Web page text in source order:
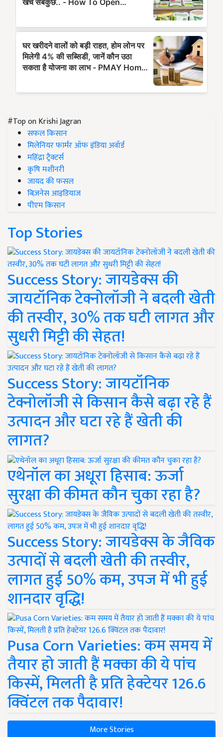
#Top on Krishi Jagran
सफल किसान
मिलेनियर फार्मर ऑफ इंडिया अवॉर्ड
महिंद्रा ट्रैक्टर्स
कृषि मशीनरी
जायद की फसल
बिज़नेस आइडियाज
पीएम किसान
Top Stories
Success Story: जायडेक्स की
जायटॉनिक टेक्नोलॉजी ने बदली खेती
की तस्वीर, 30% तक घटी लागत और
सुधरी मिट्टी की सेहत!
Success Story: जायटॉनिक
टेक्नोलॉजी से किसान कैसे बढ़ा रहे हैं
उत्पादन और घटा रहे हैं खेती की
लागत?
एथेनॉल का अधूरा हिसाब: ऊर्जा
सुरक्षा की कीमत कौन चुका रहा है?
Success Story: जायडेक्स के जैविक
उत्पादों से बदली खेती की तस्वीर,
लागत हुई 50% कम, उपज में भी हुई
शानदार वृद्धि!
Pusa Corn Varieties: कम समय में
तैयार हो जाती हैं मक्का की ये पांच
किस्में, मिलती है प्रति हेक्टेयर 126.6
क्विंटल तक पैदावार!
More Stories